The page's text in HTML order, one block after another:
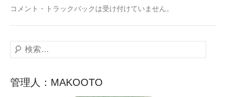
コメント・トラックバックは受け付けていません。
検
管理人：MAKOOTO